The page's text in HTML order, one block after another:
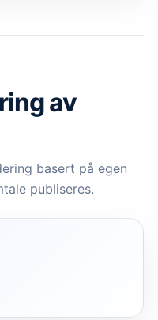
av
basert på egen
publiseres.